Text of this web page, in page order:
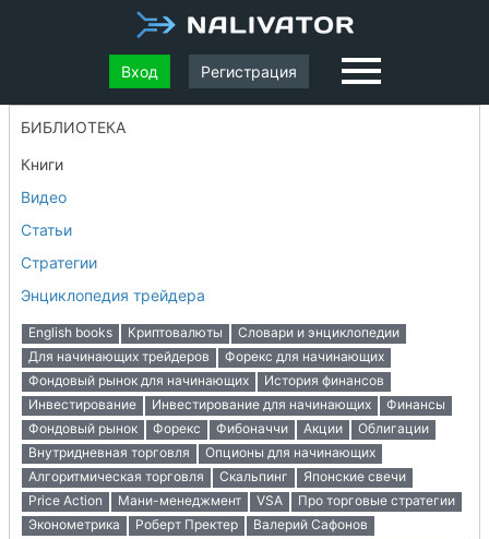
Вход Регистрация
БИБЛИОТЕКА
Книги
Видео
Статьи
Стратегии
Энциклопедия трейдера
English books Криптовалюты
Словари и энциклопедии
Для начинающих трейдеров
Форекс для начинающих
Фондовый рынок для начинающих
История финансов
Инвестирование
Инвестирование для начинающих
Финансы
Фондовый рынок
Форекс Фибоначчи Акции
Облигации
Внутридневная торговля
Опционы для начинающих
Алгоритмическая торговля
Скальпинг
Японские свечи
Price Action
Мани-менеджмент VSA
Про торговые стратегии
Эконометрика
Роберт Пректер
Валерий Сафонов